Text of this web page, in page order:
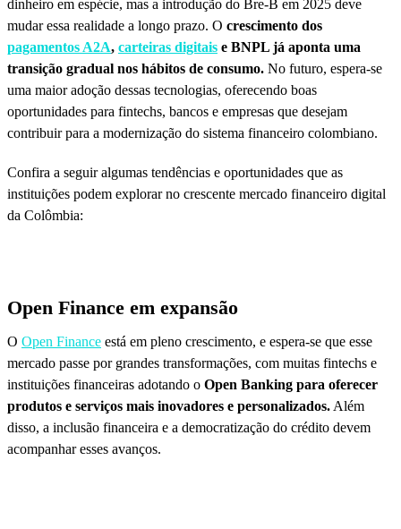
dinheiro em espécie, mas a introdução do Bre-B em 2025 deve
mudar essa realidade a longo prazo. O crescimento dos
pagamentos A2A, carteiras digitais e BNPL já aponta uma
transição gradual nos hábitos de consumo. No futuro, espera-se
uma maior adoção dessas tecnologias, oferecendo boas
oportunidades para fintechs, bancos e empresas que desejam
contribuir para a modernização do sistema financeiro colombiano.
Confira a seguir algumas tendências e oportunidades que as
instituições podem explorar no crescente mercado financeiro digital
da Colômbia:
Open Finance em expansão
O Open Finance está em pleno crescimento, e espera-se que esse
mercado passe por grandes transformações, com muitas fintechs e
instituições financeiras adotando o Open Banking para oferecer
produtos e serviços mais inovadores e personalizados. Além
disso, a inclusão financeira e a democratização do crédito devem
acompanhar esses avanços.